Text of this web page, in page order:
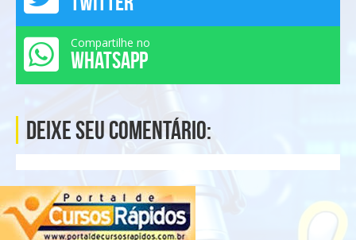
Compartilhe no
WHATSAPP
Deixe seu comentário: